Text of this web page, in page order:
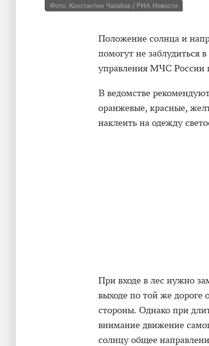
Фото: Константин Чалабов / РИА Новости
Положение солнца и
помогут не заблудиться
управления МЧС России
В ведомстве
оранжевые, красные,
наклеить на одежду
При входе в лес нужно
выходе по той же дороге
стороны. Однако при
внимание движение
солнцу общее